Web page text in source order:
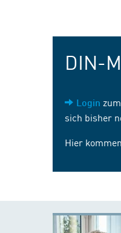
DIN-
Login
sich bisher
Hier